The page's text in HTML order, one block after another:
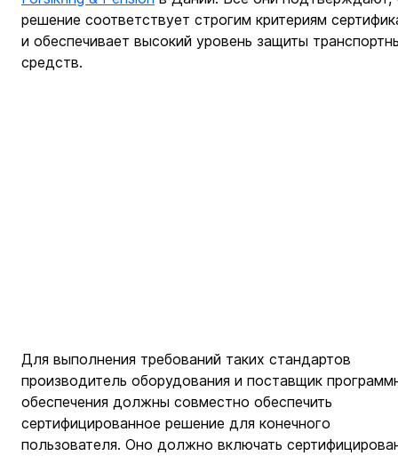
решение соответствует строгим критериям
и обеспечивает высокий уровень защиты
средств.
Для выполнения требований таких стандартов
производитель оборудования и поставщик
обеспечения должны совместно обеспечить
сертифицированное решение для конечного
пользователя. Оно должно включать